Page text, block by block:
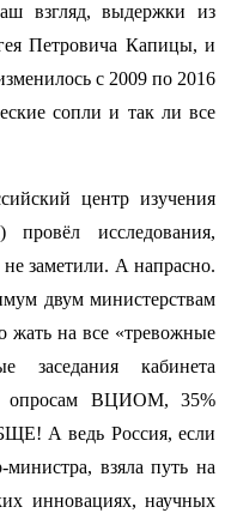
взгляд, выдержки из
Петровича Капицы, и
с 2009 по 2016
сопли и так ли все
центр изучения
исследования,
заметили. А напрасно.
двум министерствам
на все «тревожные
заседания кабинета
опросам ВЦИОМ, 35%
А ведь Россия, если
министра, взяла путь на
инновациях, научных